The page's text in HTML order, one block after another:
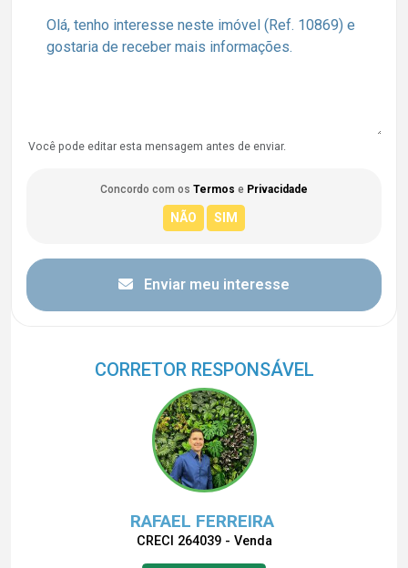
Você pode editar esta mensagem antes de enviar.
Concordo com os Termos e Privacidade
Enviar meu interesse
CORRETOR RESPONSÁVEL
RAFAEL FERREIRA
CRECI 264039 - Venda